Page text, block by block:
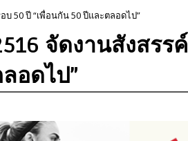
50 ปี “เพื่อนกัน 50 ปีและตลอดไป”
จัดงานสังสรรค์
อดไป”